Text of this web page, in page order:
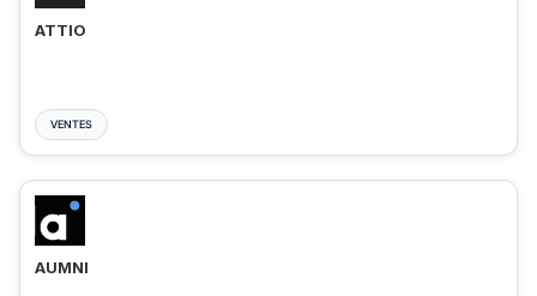
ATTIO
VENTES
AUMNI